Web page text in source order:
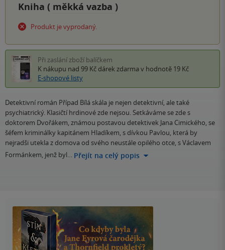
Kniha ( měkká vazba )
Produkt je vyprodaný.
Při zaslání zboží balíčkem
K nákupu nad 99 Kč dárek zdarma v hodnotě 19 Kč
E-shopové listy
Detektivní román Případ Bílá skála je nejen detektivní, ale také
psychiatrický. Klasičtí hrdinové zde nejsou. Setkáváme se zde s
doktorem Dvořákem, známou postavou detektivek Jana Cimického, se
šéfem kriminálky kapitánem Hladíkem, s dívkou Pavlou, která by
nejradši utekla z domova od svého neustále opilého otce, s Václavem
Formánkem, jenž byl… Přejít na celý popis